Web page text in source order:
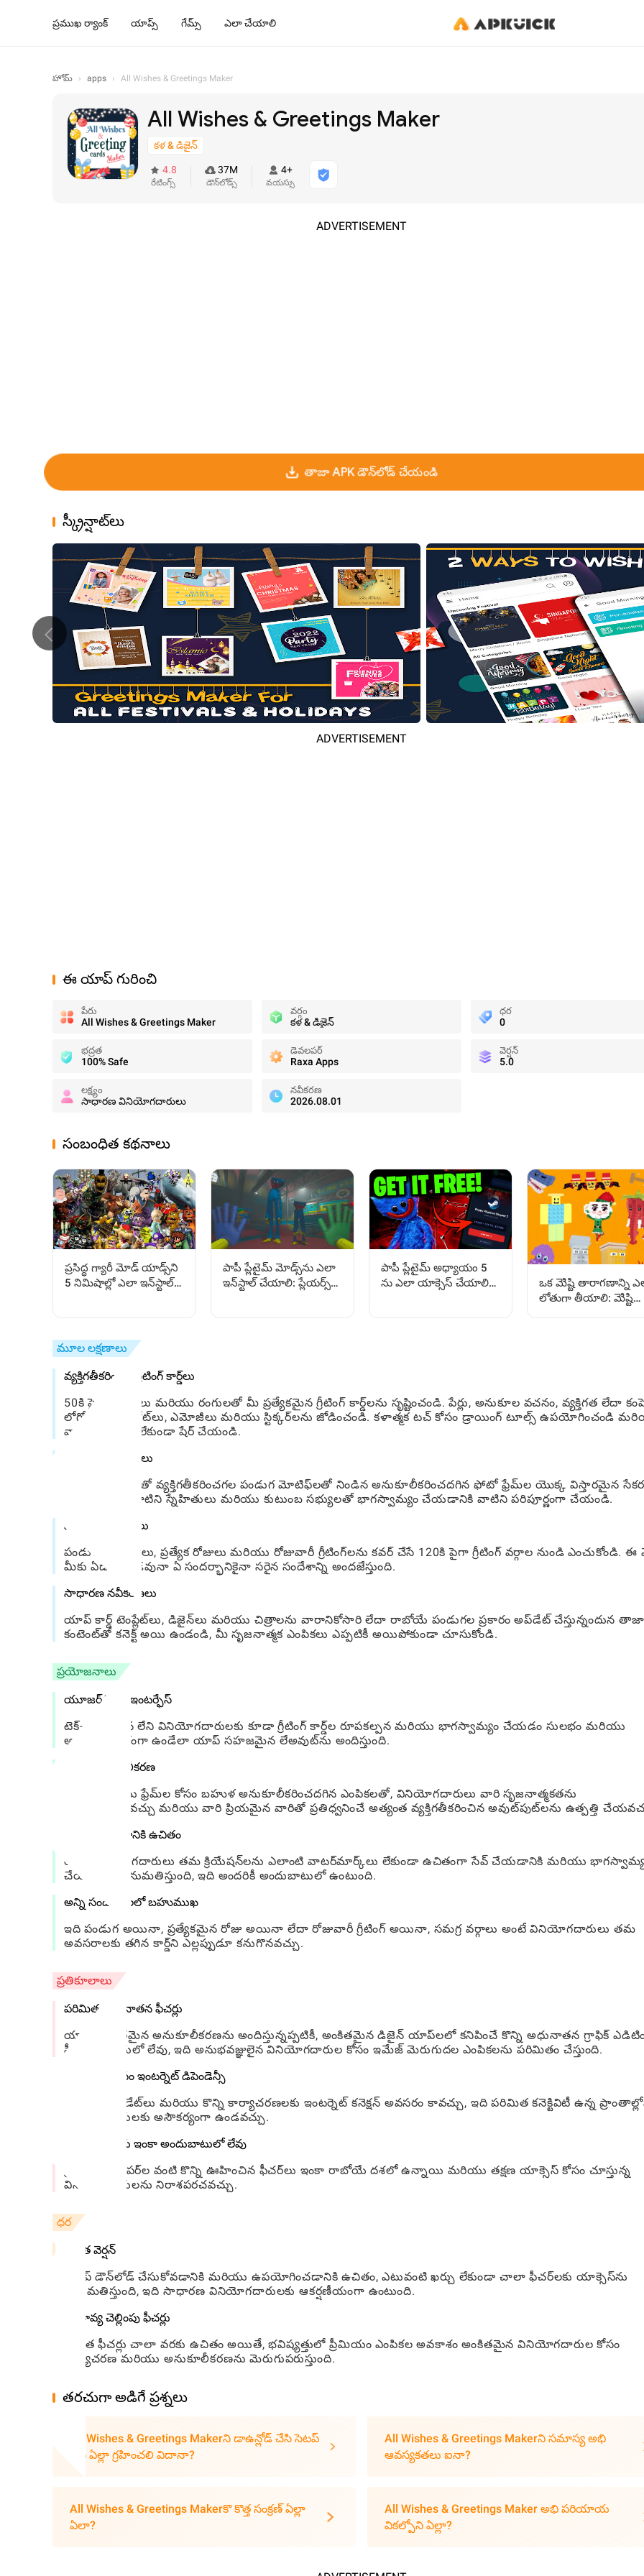
ప్రముఖ ర్యాంక్ యాప్స్ గేమ్స్ ఎలా చేయాలి
హోమ్ › apps › All Wishes & Greetings Maker
All Wishes & Greetings Maker
కళ & డిజైన్
4.8
రేటింగ్స్
37M
డౌన్‌లోడ్స్
4+
వయస్సు
ADVERTISEMENT
తాజా APK డౌన్‌లోడ్ చేయండి
స్క్రీన్షాట్‌లు
ADVERTISEMENT
ఈ యాప్ గురించి
పేరు
All Wishes & Greetings Maker
వర్గం
కళ & డిజైన్
ధర
0
భద్రత
100% Safe
డెవలపర్
Raxa Apps
వెర్షన్
5.0
లక్ష్యం
సాధారణ వినియోగదారులు
నవీకరణ
2026.08.01
సంబంధిత కథనాలు
ప్రసిద్ధ గ్యారీ మోడ్ యాడ్స్‌ని
5 నిమిషాల్లో ఎలా ఇన్‌స్టాల్
పాపీ ప్లేటైమ్ మోడ్స్‌ను ఎలా
ఇన్‌స్టాల్ చేయాలి: ప్లేయర్స్
పాపీ ప్లేటైమ్ అధ్యాయం 5
ను ఎలా యాక్సెస్ చేయాలి
ఒక మెిష్టి తారాగణాన్ని
లోతుగా తీయాలి: మెిష్టి
మూల లక్షణాలు
వ్యక్తిగతీకరించిన గ్రీటింగ్ కార్డ్‌లు
50కి పైగా ఫాంట్‌లు మరియు రంగులతో మీ ప్రత్యేకమైన గ్రీటింగ్ కార్డ్‌లను సృష్టించండి. పేర్లు, అనుకూల వచనం, వ్యక్తిగత లేదా
లోగోలు, ప్రసిద్ధ కోట్‌లు, ఎమోజీలు మరియు స్టిక్కర్‌లను జోడించండి. కళాత్మక టచ్ కోసం డ్రాయింగ్ టూల్స్ ఉపయోగించండి
వాటర్‌మార్క్‌లు లేకుండా షేర్ చేయండి.
గ్రీటింగ్ ఫోటో ఫ్రేమ్‌లు
మీరు మీ ఫోటోలతో వ్యక్తిగతీకరించగల పండుగ మోటిఫ్‌లతో నిండిన అనుకూలీకరించదగిన ఫోటో ఫ్రేమ్‌ల యొక్క విస్తారమైన
అన్వేషించండి, వాటిని స్నేహితులు మరియు కుటుంబ సభ్యులతో భాగస్వామ్యం చేయడానికి వాటిని పరిపూర్ణంగా చేయండి.
విస్తృతమైన వర్గాలు
పండుగ సందర్భాలు, ప్రత్యేక రోజులు మరియు రోజువారీ గ్రీటింగ్‌లను కవర్ చేసే 120కి పైగా గ్రీటింగ్ వర్గాల నుండి ఎంచుకోండి. ఈ
మీకు ఏడాది పొడవునా ఏ సందర్భానికైనా సరైన సందేశాన్ని అందజేస్తుంది.
సాధారణ నవీకరణలు
యాప్ కార్డ్ టెంప్లేట్‌లు, డిజైన్‌లు మరియు చిత్రాలను వారానికోసారి లేదా రాబోయే పండుగల ప్రకారం అప్‌డేట్ చేస్తున్నందున తాజా
కంటెంట్‌తో కనెక్ట్ అయి ఉండండి, మీ సృజనాత్మక ఎంపికలు ఎప్పటికీ అయిపోకుండా చూసుకోండి.
ప్రయోజనాలు
యూజర్ ఫ్రెండ్లీ ఇంటర్ఫేస్
టెక్-అవగాహన లేని వినియోగదారులకు కూడా గ్రీటింగ్ కార్డ్‌ల రూపకల్పన మరియు భాగస్వామ్యం చేయడం సులభం మరియు
ఆనందదాయకంగా ఉండేలా యాప్ సహజమైన లేఅవుట్‌ను అందిస్తుంది.
అధిక అనుకూలీకరణ
కార్డ్‌లు మరియు ఫ్రేమ్‌ల కోసం బహుళ అనుకూలీకరించదగిన ఎంపికలతో, వినియోగదారులు వారి సృజనాత్మకతను
ప్రకాశింపజేయవచ్చు మరియు వారి ప్రియమైన వారితో ప్రతిధ్వనించే అత్యంత వ్యక్తిగతీకరించిన అవుట్‌పుట్‌లను ఉత్పత్తి
ఉపయోగించడానికి ఉచితం
యాప్ వినియోగదారులు తమ క్రియేషన్‌లను ఎలాంటి వాటర్‌మార్క్‌లు లేకుండా ఉచితంగా సేవ్ చేయడానికి మరియు
చేయడానికి అనుమతిస్తుంది, ఇది అందరికీ అందుబాటులో ఉంటుంది.
అన్ని సందర్భాలలో బహుముఖ
ఇది పండుగ అయినా, ప్రత్యేకమైన రోజు అయినా లేదా రోజువారీ గ్రీటింగ్ అయినా, సమగ్ర వర్గాలు అంటే వినియోగదారులు తమ
అవసరాలకు తగిన కార్డ్‌ని ఎల్లప్పుడూ కనుగొనవచ్చు.
ప్రతికూలాలు
పరిమిత అధునాతన ఫీచర్లు
యాప్ విస్తృతమైన అనుకూలీకరణను అందిస్తున్నప్పటికీ, అంకితమైన డిజైన్ యాప్‌లలో కనిపించే కొన్ని అధునాతన గ్రాఫిక్
ఫీచర్‌లు ఇందులో లేవు, ఇది అనుభవజ్ఞులైన వినియోగదారుల కోసం ఇమేజ్ మెరుగుదల ఎంపికలను పరిమితం చేస్తుంది.
నవీకరణల కోసం ఇంటర్నెట్ డిపెండెన్సీ
రెగ్యులర్ అప్‌డేట్‌లు మరియు కొన్ని కార్యాచరణలకు ఇంటర్నెట్ కనెక్షన్ అవసరం కావచ్చు, ఇది పరిమిత కనెక్టివిటీ ఉన్న
వినియోగదారులకు అసౌకర్యంగా ఉండవచ్చు.
రాబోయే ఫీచర్లు ఇంకా అందుబాటులో లేవు
గ్రీటింగ్ వాల్‌పేపర్‌ల వంటి కొన్ని ఊహించిన ఫీచర్‌లు ఇంకా రాబోయే దశలో ఉన్నాయి మరియు తక్షణ యాక్సెస్ కోసం చూస్తున్న
వినియోగదారులను నిరాశపరచవచ్చు.
ధర
ఉచిత వెర్షన్
యాప్ డౌన్‌లోడ్ చేసుకోవడానికి మరియు ఉపయోగించడానికి ఉచితం, ఎటువంటి ఖర్చు లేకుండా చాలా ఫీచర్‌లకు యాక్సెస్‌ను
అనుమతిస్తుంది, ఇది సాధారణ వినియోగదారులకు ఆకర్షణీయంగా ఉంటుంది.
సంభావ్య చెల్లింపు ఫీచర్లు
ప్రస్తుత ఫీచర్లు చాలా వరకు ఉచితం అయితే, భవిష్యత్తులో ప్రీమియం ఎంపికల అవకాశం అంకితమైన వినియోగదారుల కోసం
కార్యాచరణ మరియు అనుకూలీకరణను మెరుగుపరుస్తుంది.
తరచుగా అడిగే ప్రశ్నలు
All Wishes & Greetings Makerని డాఉన్లోడ్ చేసి సెటప్
చేసి ఏల్లా గ్రహించలి విదానా?
All Wishes & Greetings Makerని సమాస్య అభి
ఆవస్యకతలు ఐనా?
All Wishes & Greetings Makerకొ కొత్త సంక్రణ్ ఏల్లా
ఏలా?
All Wishes & Greetings Maker అభి పరియాయ
వికల్పోని ఏల్లా?